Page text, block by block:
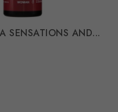
SENSATIONS AND...